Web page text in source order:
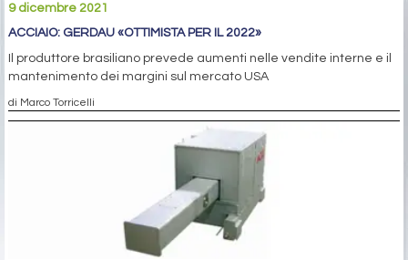
9 dicembre 2021
ACCIAIO: GERDAU «OTTIMISTA PER IL 2022»
Il produttore brasiliano prevede aumenti nelle vendite interne e il
mantenimento dei margini sul mercato USA
di Marco Torricelli